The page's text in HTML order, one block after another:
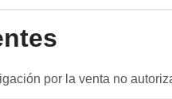
por la venta no